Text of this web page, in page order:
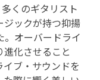
くのギタリスト
ジックが持つ抑揚
オーバードライ
化させること
ブ・サウンドを